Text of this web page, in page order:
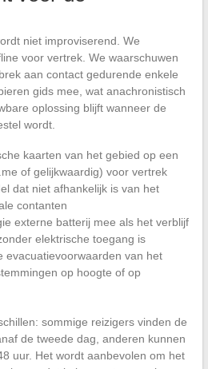
niet improviserend. We
voor vertrek. We waarschuwen
aan contact gedurende enkele
gids mee, wat anachronistisch
oplossing blijft wanneer de
wordt.
kaarten van het gebied op een
of gelijkwaardig) voor vertrek
dat niet afhankelijk is van het
contanten
externe batterij mee als het verblijf
elektrische toegang is
evacuatievoorwaarden van het
op hoogte of op
sommige reizigers vinden de
de tweede dag, anderen kunnen
uur. Het wordt aanbevolen om het